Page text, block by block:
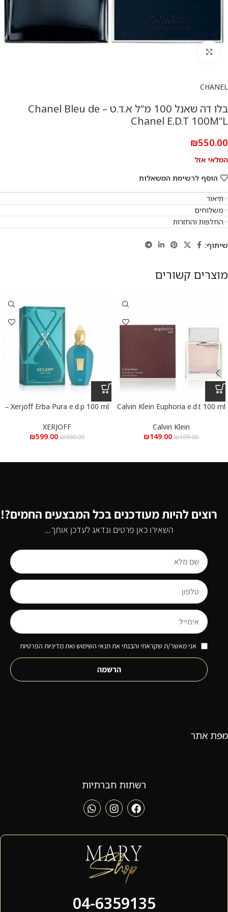
CHANEL
בלו דה שאנל 100 מ”ל א.ד.ט – Chanel Bleu de
Chanel E.D.T 100M”L
₪550.00
המלאי אזל
הוסף לרשימת המשאלות
תיאור
משלוחים
החלפות והחזרות
שיתוף:
מוצרים קשורים
Calvin Klein Euphoria e.d.t 100 ml
מ”ל
Calvin Klein
₪199.00
₪149.00
Xerjoff Erba Pura e.d.p 100 ml –
XERJOFF
₪990.00
₪599.00
רוצים להיות מעודכנים בכל המבצעים החמים?!
השאירו כאן פרטים ונדאג לעדכן אותך...
אני מאשר/ת שקראתי והבנתי את תנאי השימוש ואת מדיניות הפרטיות
הרשמה
מפת אתר
רשתות חברתיות
04-6359135